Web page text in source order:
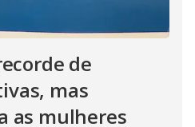
de
mas
as mulheres